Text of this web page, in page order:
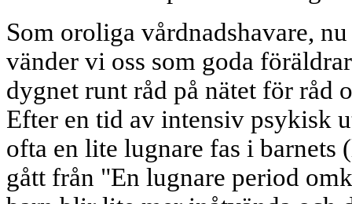
Som oroliga vårdnadshavare,
vänder vi oss som goda
dygnet runt råd på nätet för råd
Efter en tid av intensiv psykisk
ofta en lite lugnare fas i
gått från "En lugnare period